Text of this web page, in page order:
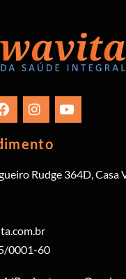
Rudge 364D, Casa
0001-60